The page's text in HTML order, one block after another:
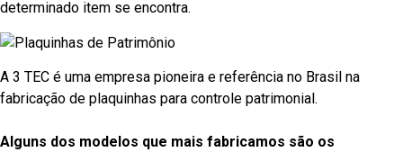
determinado item se encontra.
A 3 TEC é uma empresa pioneira e referência no Brasil na
fabricação de plaquinhas para controle patrimonial.
Alguns dos modelos que mais fabricamos são os